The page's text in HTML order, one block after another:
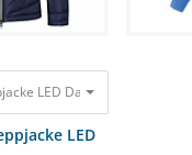
€
Covalliero Steppjacke LED Dark Navy, Gr. L
LED